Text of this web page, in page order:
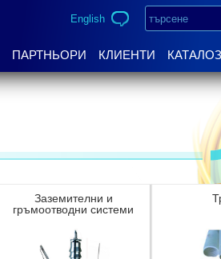
English
ПАРТНЬОРИ КЛИЕНТИ
Заземителни и
гръмоотводни системи